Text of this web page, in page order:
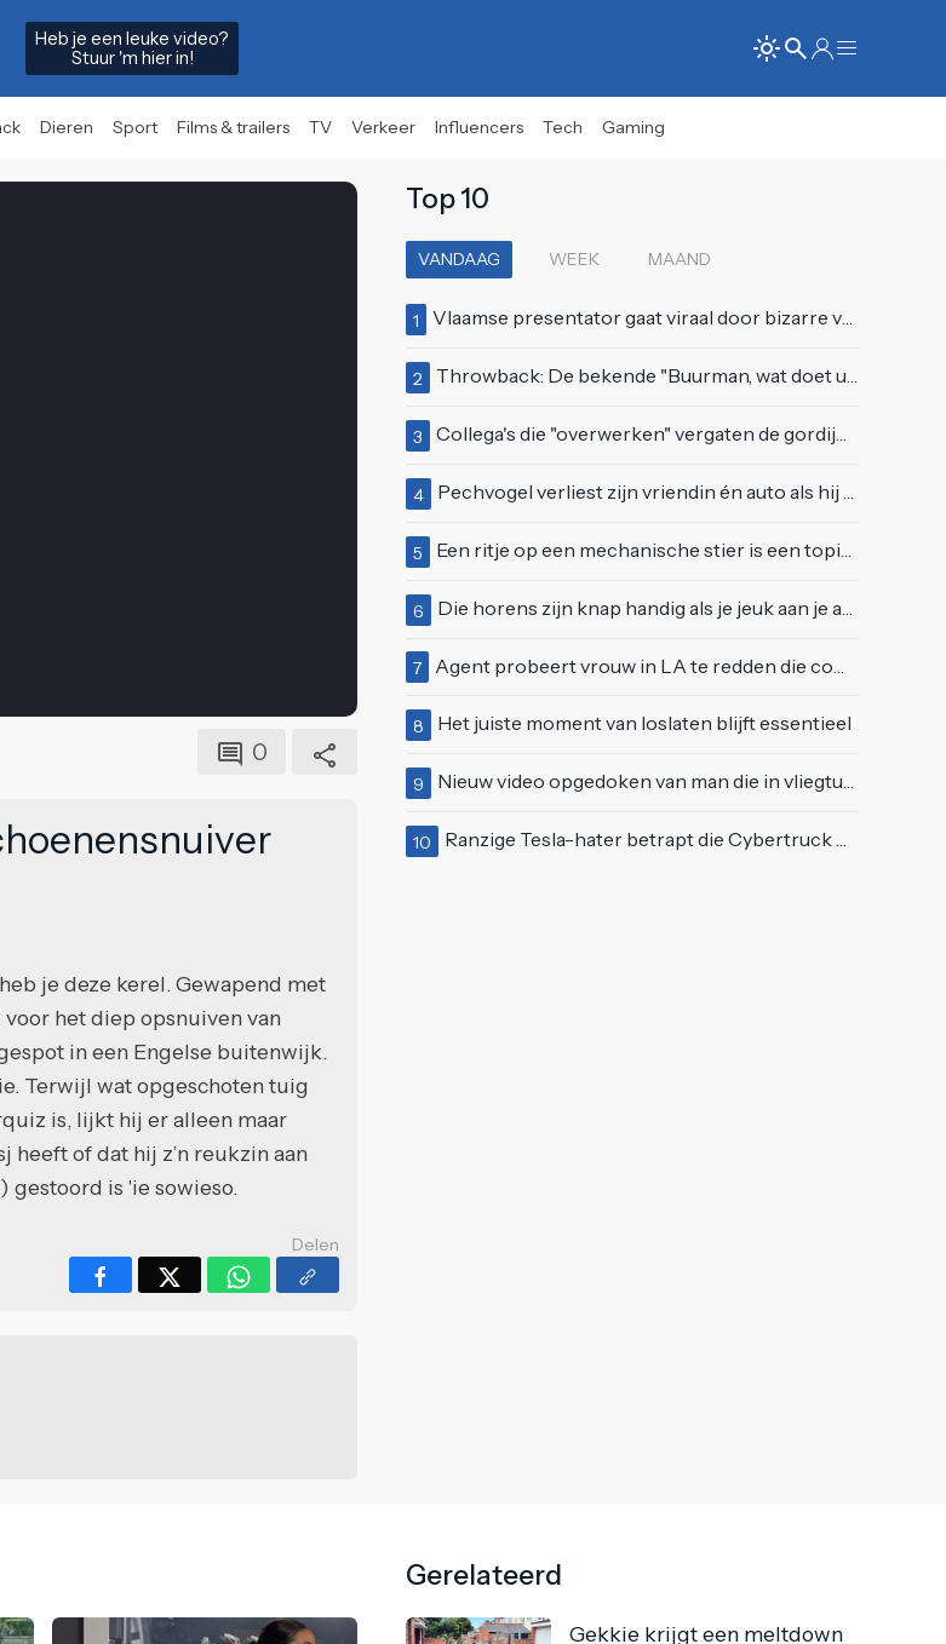
Heb je een leuke video?
Stuur 'm hier in!
Dieren Sport Films & trailers TV Verkeer Influencers Tech Gaming
0
je deze kerel. Gewapend met
het diep opsnuiven van
in een Engelse buitenwijk.
Terwijl wat opgeschoten tuig
is, lijkt hij er alleen maar
of dat hij z’n reukzin aan
is 'ie sowieso.
Delen
Top 10
VANDAAG WEEK MAAND
1 Vlaamse presentator gaat viraal door bizarre vertoning op live televisie: "Helemaal stijf van de bloem"
2 Throwback: De bekende "Buurman, wat doet u nu?"-scène uit Flodder met Tatjana Šimić
3 Collega's die "overwerken" vergaten de gordijnen dicht te doen
4 Pechvogel verliest zijn vriendin én auto als hij bocht te scherp neemt
5 Een ritje op een mechanische stier is een topidee voor een eerste date
6 Die horens zijn knap handig als je jeuk aan je arie hebt
7 Agent probeert vrouw in LA te redden die compleet van het padje is
8 Het juiste moment van loslaten blijft essentieel
9 Nieuw video opgedoken van man die in vliegtuigmotor springt op vliegveld Milaan
10 Ranzige Tesla-hater betrapt die Cybertruck op een 'speciale bruine coating' trakteert
Gerelateerd
Gekkie krijgt een meltdown